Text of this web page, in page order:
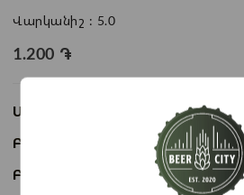
Վարկանիշ : 5.0
1.200 ֏
Առկայություն:
Առկա է
Բաժնի անվանում: Շշալցված
Բրենդ: